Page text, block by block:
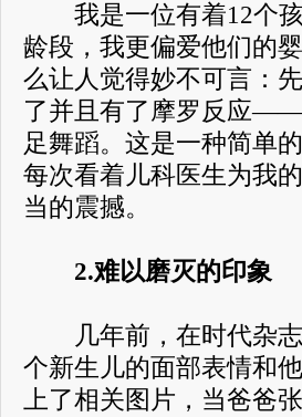
我是一位有着12个孩
龄段，我更偏爱他们的
么让人觉得妙不可言：
了并且有了摩罗反应——
足舞蹈。这是一种简单
每次看着儿科医生为我
当的震撼。
2.难以磨灭的印象
几年前，在时代杂志
个新生儿的面部表情和
上了相关图片，当爸爸